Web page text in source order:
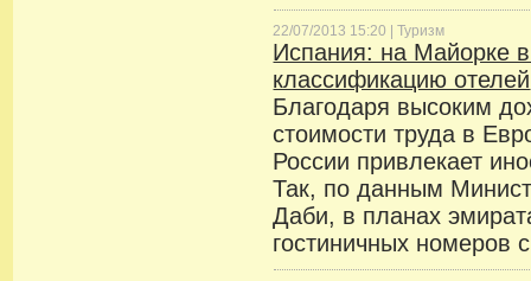
22/07/2013 15:20 |Туризм
Испания: на Майорке
классификацию отелей
Благодаря высоким
стоимости труда в
России привлекает
Так, по данным
Даби, в планах
гостиничных номеров